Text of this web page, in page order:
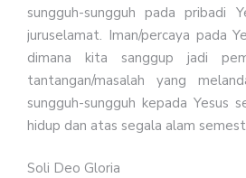
sungguh-sungguh pada pribadi
juruselamat. Iman/percaya pada
dimana kita sanggup jadi
tantangan/masalah yang
sungguh-sungguh kepada Yesus
hidup dan atas segala alam
Soli Deo Gloria